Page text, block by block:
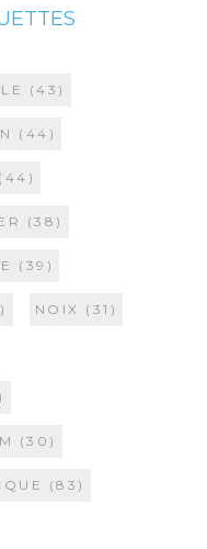
(43)
(44)
(44)
(38)
(39)
NOIX (31)
(30)
(83)